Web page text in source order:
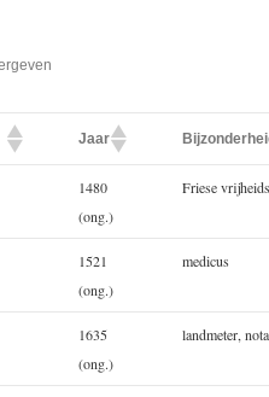
Jaar
1480
(ong.)
Friese
1521
(ong.)
medicus
1635
(ong.)
landmeter,